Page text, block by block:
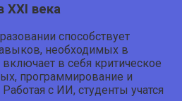
XXI века
способствует
необходимых в
в себя критическое
программирование и
с ИИ, студенты учатся